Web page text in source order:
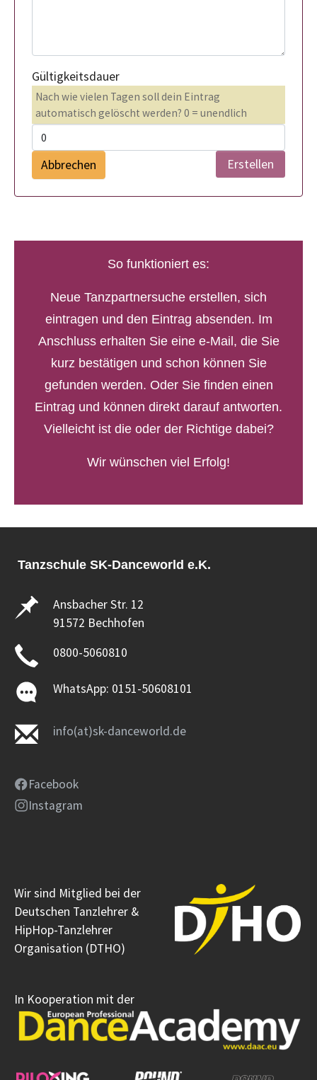
Gültigkeitsdauer
Nach wie vielen Tagen soll dein Eintrag
automatisch gelöscht werden? 0 = unendlich
Abbrechen
So funktioniert es:
Neue Tanzpartnersuche erstellen, sich
eintragen und den Eintrag absenden. Im
Anschluss erhalten Sie eine e-Mail, die Sie
kurz bestätigen und schon können Sie
gefunden werden. Oder Sie finden einen
Eintrag und können direkt darauf antworten.
Vielleicht ist die oder der Richtige dabei?
Wir wünschen viel Erfolg!
Tanzschule SK-Danceworld e.K.
Ansbacher Str. 12
91572 Bechhofen
0800-5060810
WhatsApp: 0151-50608101
info(at)sk-danceworld.de
Facebook
Instagram
Wir sind Mitglied bei der
Deutschen Tanzlehrer &
HipHop-Tanzlehrer
Organisation (DTHO)
In Kooperation mit der